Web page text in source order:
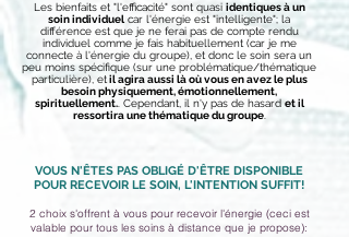
Les bienfaits et "l'efficacité" sont quasi identiques à un
soin individuel car l'énergie est "intelligente"; la
différence est que je ne ferai pas de compte rendu
individuel comme je fais habituellement (car je me
connecte à l'énergie du groupe), et donc le soin sera un
peu moins spécifique (sur une problématique/thématique
particulière), etil agira aussi là où vous en avez le plus
besoin physiquement, émotionnellement,
spirituellement.. Cependant, il n'y pas de hasard et il
ressortira une thématique du groupe.
VOUS N'ÊTES PAS OBLIGÉ D'ÊTRE DISPONIBLE
POUR RECEVOIR LE SOIN, L'INTENTION SUFFIT!
2 choix s'offrent à vous pour recevoir l'énergie (ceci est
valable pour tous les soins à distance que je propose):